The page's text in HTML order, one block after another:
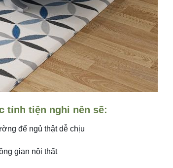
tính tiện nghi nên sẽ:
để ngủ thật dễ chịu
gian nội thất